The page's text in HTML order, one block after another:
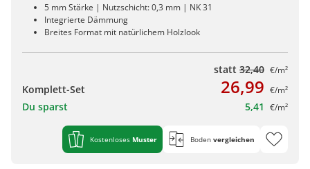
5 mm Stärke | Nutzschicht: 0,3 mm | NK 31
Integrierte Dämmung
Breites Format mit natürlichem Holzlook
statt 32,40 €/m²
Komplett-Set 26,99 €/m²
Du sparst 5,41 €/m²
Kostenloses Muster Boden vergleichen